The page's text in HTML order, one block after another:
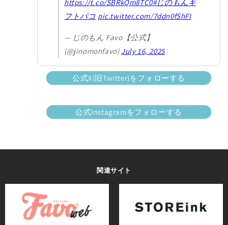
https://t.co/SBRkQm8TC0#じのもんギ
フトバコ pic.twitter.com/7ddn0fShFI
— じのもん Favo【公式】
(@jinomonfavo) July 16, 2025
公式X(旧Twitter)をフォローする
公式Instagramをフォローする
関連サイト